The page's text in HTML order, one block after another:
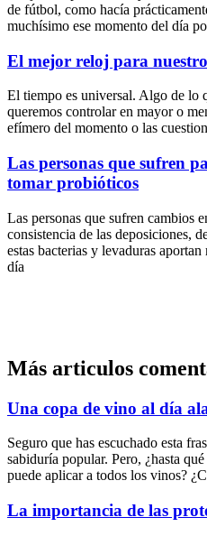
de fútbol, como hacía
muchísimo ese momento del día
El mejor reloj para
El tiempo es universal. Algo de lo
queremos controlar en mayor o
efímero del momento o las
Las personas que sufren
tomar probióticos
Las personas que sufren cambios
consistencia de las deposiciones,
estas bacterias y levaduras
día
Más articulos
Una copa de vino al día
Seguro que has escuchado esta
sabiduría popular. Pero, ¿hasta
puede aplicar a todos los vinos?
La importancia de las